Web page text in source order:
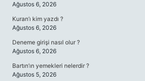
Ağustos 6, 2026
Kuran’ı kim yazdı ?
Ağustos 6, 2026
Deneme girişi nasıl olur ?
Ağustos 6, 2026
Bartın’ın yemekleri nelerdir ?
Ağustos 5, 2026